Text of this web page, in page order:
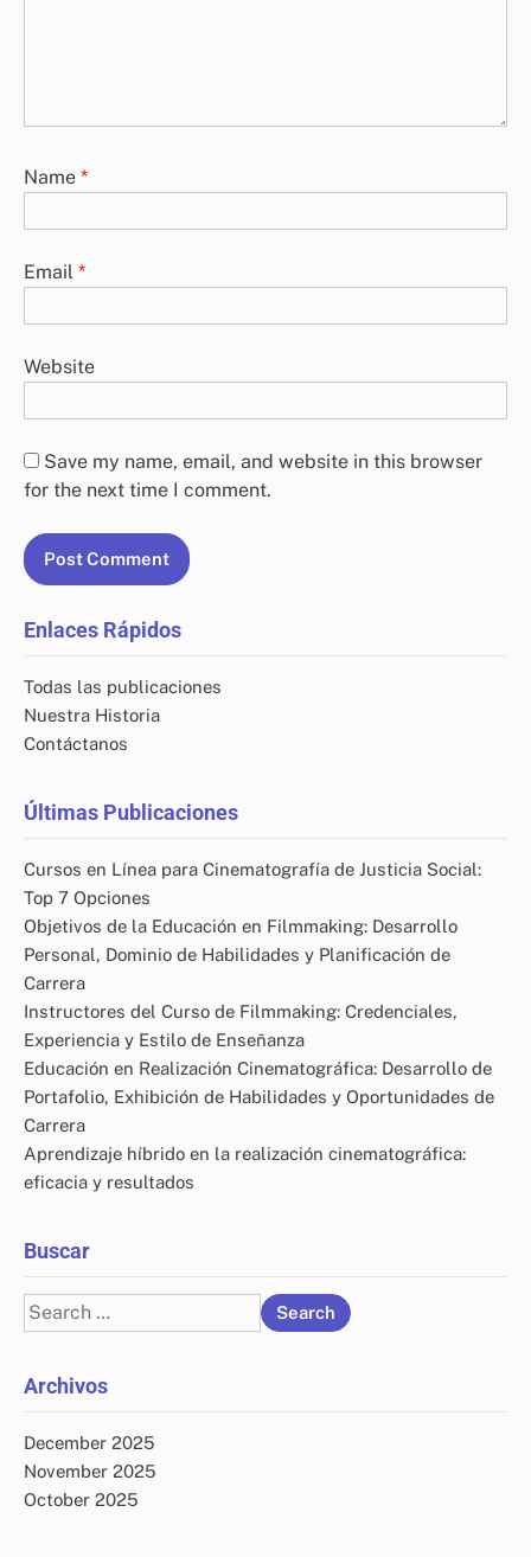
Name *
Email *
Website
Save my name, email, and website in this browser
for the next time I comment.
Enlaces Rápidos
Todas las publicaciones
Nuestra Historia
Contáctanos
Últimas Publicaciones
Cursos en Línea para Cinematografía de Justicia Social:
Top 7 Opciones
Objetivos de la Educación en Filmmaking: Desarrollo
Personal, Dominio de Habilidades y Planificación de
Carrera
Instructores del Curso de Filmmaking: Credenciales,
Experiencia y Estilo de Enseñanza
Educación en Realización Cinematográfica: Desarrollo de
Portafolio, Exhibición de Habilidades y Oportunidades de
Carrera
Aprendizaje híbrido en la realización cinematográfica:
eficacia y resultados
Buscar
Search
for:
Archivos
December 2025
November 2025
October 2025